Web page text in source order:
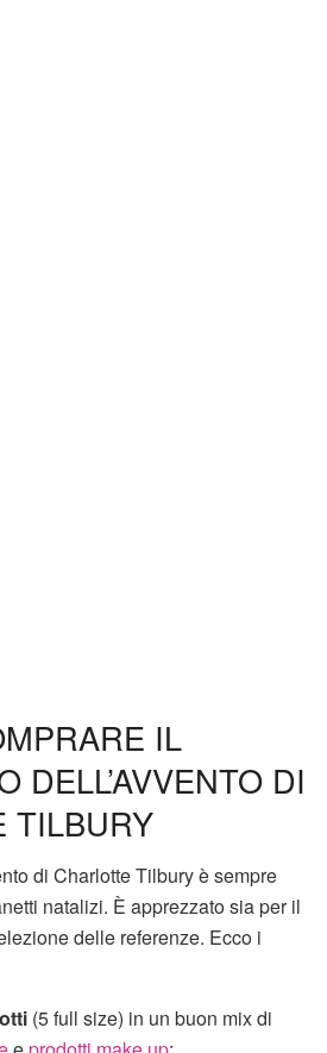
IL
DELL’AVVENTO DI
TILBURY
di Charlotte Tilbury è sempre
natalizi. È apprezzato sia per il
delle referenze. Ecco i
(5 full size) in un buon mix di